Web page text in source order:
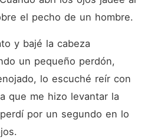
el pecho de un hombre.
y bajé la cabeza
un pequeño perdón,
lo escuché reír con
que me hizo levantar la
por un segundo en lo